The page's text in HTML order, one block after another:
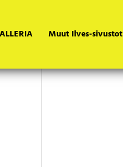
Muut Ilves-sivustot